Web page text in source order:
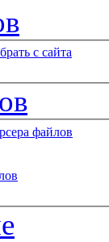
с сайта
файлов